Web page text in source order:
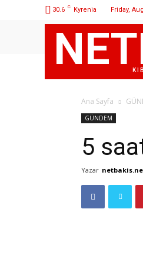
30.6 C Kyrenia Friday,
Ana Sayfa
GÜNDEM
5
Yazar